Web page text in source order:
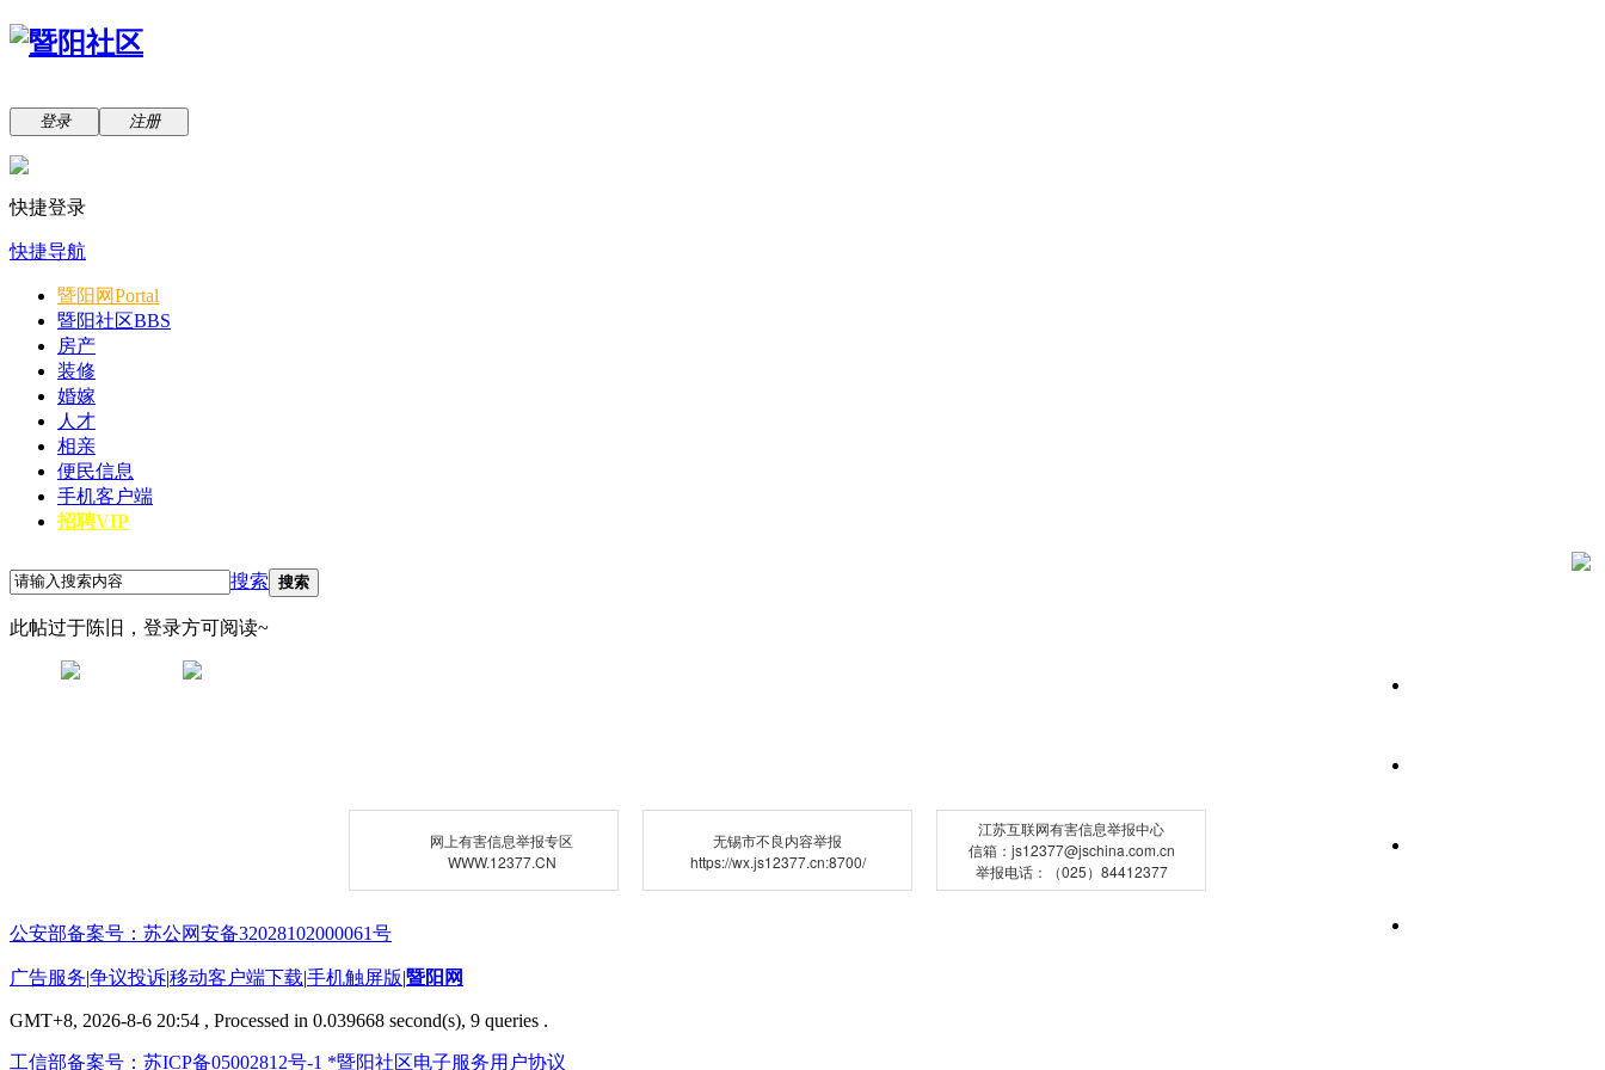
登录 注册
快捷登录
快捷导航
暨阳网Portal
暨阳社区BBS
房产
装修
婚嫁
人才
相亲
便民信息
手机客户端
招聘VIP
搜索 搜索
此帖过于陈旧，登录方可阅读~
网上有害信息举报专区
WWW.12377.CN
无锡市不良内容举报
https://wx.js12377.cn:8700/
江苏互联网有害信息举报中心
信箱：js12377@jschina.com.cn
举报电话：（025）84412377
公安部备案号：苏公网安备32028102000061号
广告服务|争议投诉|移动客户端下载|手机触屏版|暨阳网
GMT+8, 2026-8-6 20:54 , Processed in 0.039668 second(s), 9 queries .
工信部备案号：苏ICP备05002812号-1 *暨阳社区电子服务用户协议